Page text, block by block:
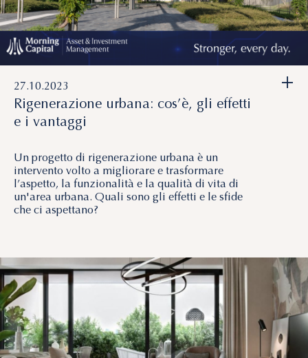
27.10.2023
Rigenerazione urbana: cos’è, gli effetti
e i vantaggi
Un progetto di rigenerazione urbana è un
intervento volto a migliorare e trasformare
l’aspetto, la funzionalità e la qualità di vita di
un'area urbana. Quali sono gli effetti e le sfide
che ci aspettano?
+